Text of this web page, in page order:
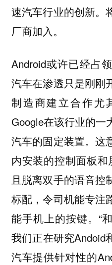
速汽车行业的创新。
厂商加入。
Android或许已经占
汽车在渗透只是刚刚
制造商建立合作尤
Google在该行业的一
汽车的固定装置。这
内安装的控制面板
且脱离双手的语音控
标配，令司机能专注
能手机上的按键。“
我们正在研究Andoid
汽车提供针对性的